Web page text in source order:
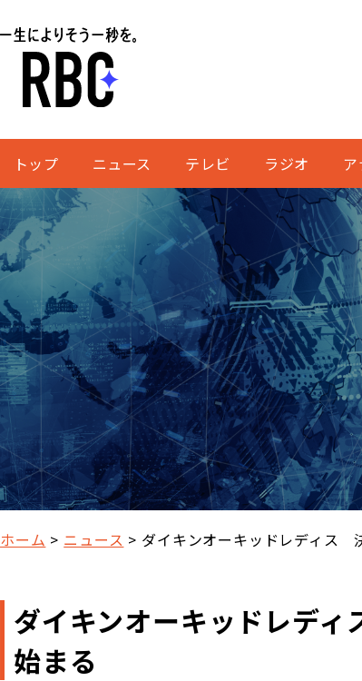
トップ ニュース テレビ ラジオ
ホーム ニュース ダイキンオーキッドレディス
ダイキンオーキッドレデ
始まる